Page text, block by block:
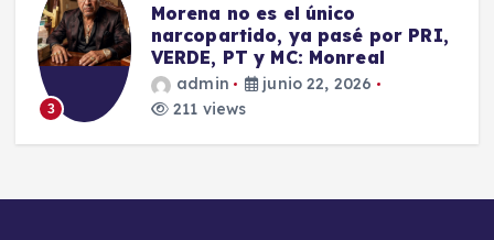
3
Morena no es el único
narcopartido, ya pasé por PRI,
VERDE, PT y MC: Monreal
admin
junio 22, 2026
211 views